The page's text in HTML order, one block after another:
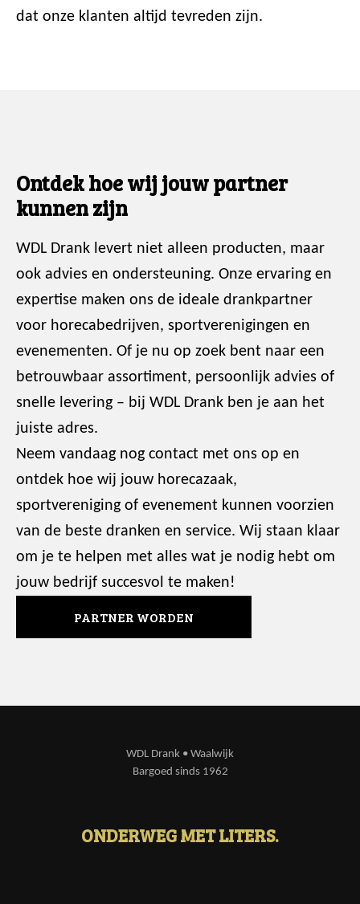
dat onze klanten altijd tevreden zijn.
Ontdek hoe wij jouw partner
kunnen zijn
WDL Drank levert niet alleen producten, maar
ook advies en ondersteuning. Onze ervaring en
expertise maken ons de ideale drankpartner
voor horecabedrijven, sportverenigingen en
evenementen. Of je nu op zoek bent naar een
betrouwbaar assortiment, persoonlijk advies of
snelle levering – bij WDL Drank ben je aan het
juiste adres.
Neem vandaag nog contact met ons op en
ontdek hoe wij jouw horecazaak,
sportvereniging of evenement kunnen voorzien
van de beste dranken en service. Wij staan klaar
om je te helpen met alles wat je nodig hebt om
jouw bedrijf succesvol te maken!
PARTNER WORDEN
WDL Drank • Waalwijk
Bargoed sinds 1962
ONDERWEG MET LITERS.